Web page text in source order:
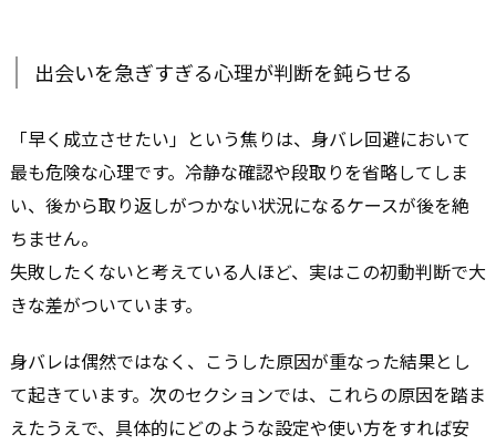
出会いを急ぎすぎる心理が判断を鈍らせる
「早く成立させたい」という焦りは、身バレ回避において
最も危険な心理です。冷静な確認や段取りを省略してしま
い、後から取り返しがつかない状況になるケースが後を絶
ちません。
失敗したくないと考えている人ほど、実はこの初動判断で大
きな差がついています。
身バレは偶然ではなく、こうした原因が重なった結果とし
て起きています。次のセクションでは、これらの原因を踏ま
えたうえで、具体的にどのような設定や使い方をすれば安